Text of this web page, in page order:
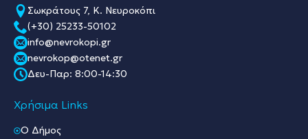
Σωκράτους 7, Κ. Νευροκόπι
(+30) 25233-50102
info@nevrokopi.gr
nevrokop@otenet.gr
Δευ-Παρ: 8:00-14:30
Χρήσιμα Links
O Δήμος